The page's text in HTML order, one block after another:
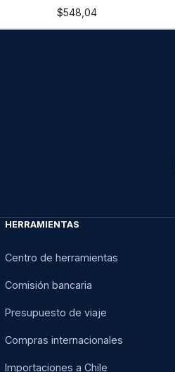
$548,04
HERRAMIENTAS
Centro de herramientas
Comisión bancaria
Presupuesto de viaje
Compras internacionales
Importaciones a Chile